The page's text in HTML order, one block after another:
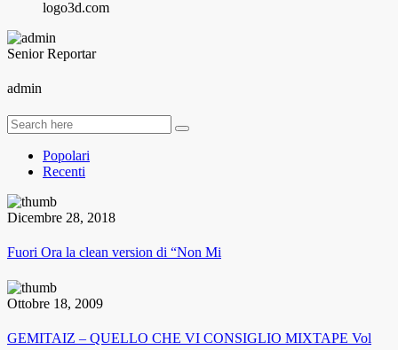
logo3d.com
Senior Reportar
admin
Popolari
Recenti
Dicembre 28, 2018
Fuori Ora la clean version di “Non Mi
Ottobre 18, 2009
GEMITAIZ – QUELLO CHE VI CONSIGLIO MIXTAPE Vol